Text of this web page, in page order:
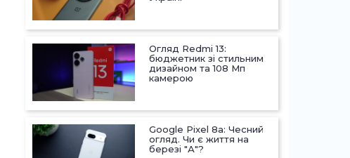
Огляд Redmi 13:
бюджетник зі стильним
дизайном та 108 Мп
камерою
Google Pixel 8a: Чесний
огляд. Чи є життя на
березі "А"?